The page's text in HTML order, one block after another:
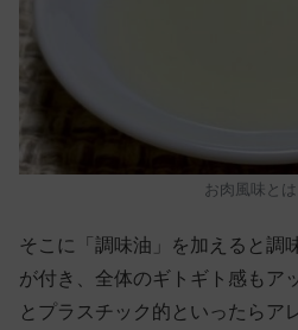
お肉風味と
そこに「調味油」を加えると調
が付き、全体のギトギト感もア
とプラスチック的といったらア